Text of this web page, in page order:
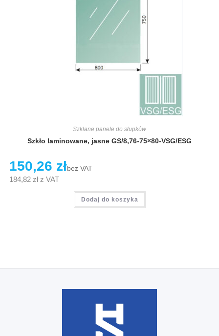
Szklane panele do słupków
Szkło laminowane, jasne GS/8,76-75×80-VSG/ESG
150,26 złbez VAT
184,82 złz VAT
Dodaj do koszyka